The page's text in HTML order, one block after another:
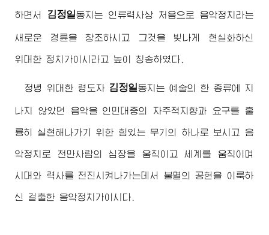
하면서 김정일동지 는 인류력사상 처음으로 음악정치라는
새로운 경륜을 창조하시고 그것을 빛나게 현실화하신
위대한 정치가이시라고 높이 칭송하였다.
정녕 위대한 령도자 김정일동지 는 예술의 한 종류에 지
나지 않았던 음악을 인민대중의 자주적지향과 요구를 훌
륭히 실현해나가기 위한 힘있는 무기의 하나로 보시고 음
악정치로 천만사람의 심장을 움직이고 세계를 움직이며
시대와 력사를 전진시켜나가는데서 불멸의 공헌을 이룩하
신 걸출한 음악정치가이시다.